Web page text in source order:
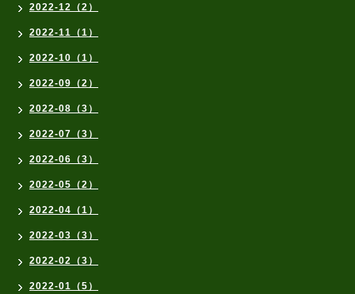
2022-12（2）
2022-11（1）
2022-10（1）
2022-09（2）
2022-08（3）
2022-07（3）
2022-06（3）
2022-05（2）
2022-04（1）
2022-03（3）
2022-02（3）
2022-01（5）